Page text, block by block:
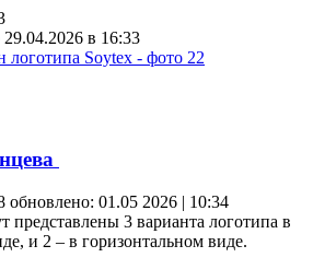
в 16:33
обновлено: 01.05 2026 | 10:34
представлены 3 варианта логотипа в
и 2 – в горизонтальном виде.